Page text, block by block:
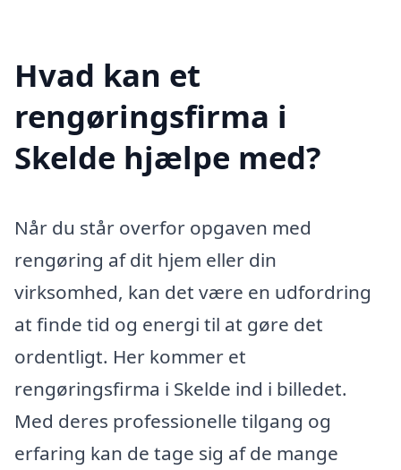
Hvad kan et
rengøringsfirma i
Skelde hjælpe med?
Når du står overfor opgaven med
rengøring af dit hjem eller din
virksomhed, kan det være en udfordring
at finde tid og energi til at gøre det
ordentligt. Her kommer et
rengøringsfirma i Skelde ind i billedet.
Med deres professionelle tilgang og
erfaring kan de tage sig af de mange